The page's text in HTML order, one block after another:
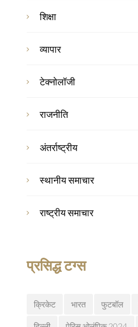
शिक्षा
व्यापार
टेक्नोलॉजी
राजनीति
अंतर्राष्ट्रीय
स्थानीय समाचार
राष्ट्रीय समाचार
प्रसिद्ध टग्स
क्रिकेट भारत फुटबॉल